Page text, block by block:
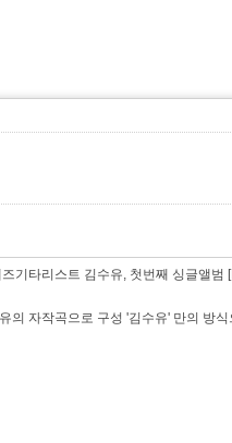
기타리스트 김수유, 첫번째 싱글앨범
의 자작곡으로 구성 '김수유' 만의 방